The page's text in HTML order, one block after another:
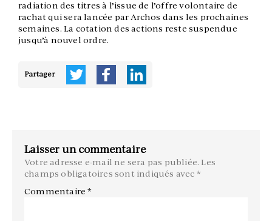
radiation des titres à l’issue de l’offre volontaire de
rachat qui sera lancée par Archos dans les prochaines
semaines. La cotation des actions reste suspendue
jusqu’à nouvel ordre.
Partager
Laisser un commentaire
Votre adresse e-mail ne sera pas publiée. Les
champs obligatoires sont indiqués avec *
Commentaire*